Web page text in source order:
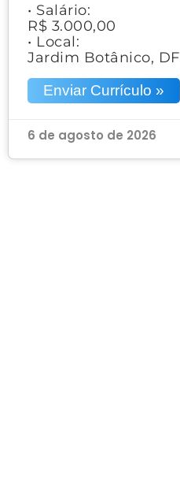
• Salário:
R$ 3.000,00
• Local:
Jardim Botânico, DF
Enviar Currículo »
6 de agosto de 2026